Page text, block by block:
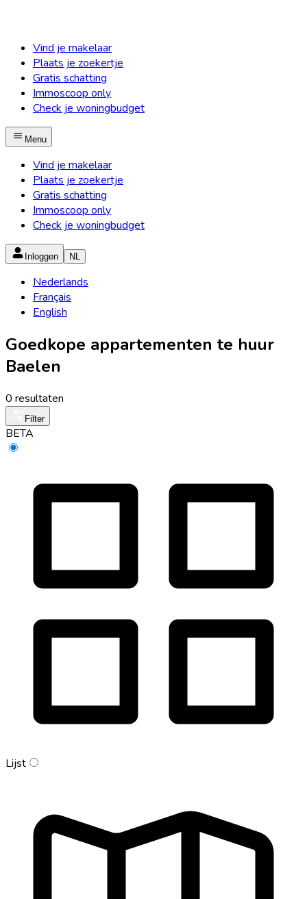
Vind je makelaar
Plaats je zoekertje
Gratis schatting
Immoscoop only
Check je woningbudget
Menu
Vind je makelaar
Plaats je zoekertje
Gratis schatting
Immoscoop only
Check je woningbudget
Inloggen NL
Nederlands
Français
English
Goedkope appartementen te huur
Baelen
0 resultaten
Filter
BETA
Lijst